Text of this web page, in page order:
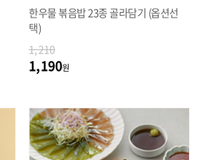
한우물 볶음밥 23종 골라담기 (옵션선
택)
1,210
1,190원